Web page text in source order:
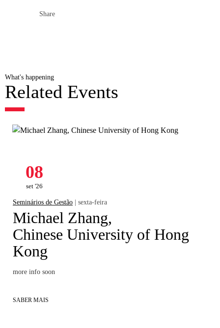
Share
What's happening
Related Events
08
set '26
Seminários de Gestão | sexta-feira
Michael Zhang,
Chinese University of Hong
Kong
more info soon
SABER MAIS